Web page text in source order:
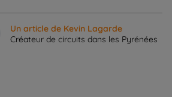
Un article de Kevin Lagarde
Créateur de circuits dans les Pyrénées